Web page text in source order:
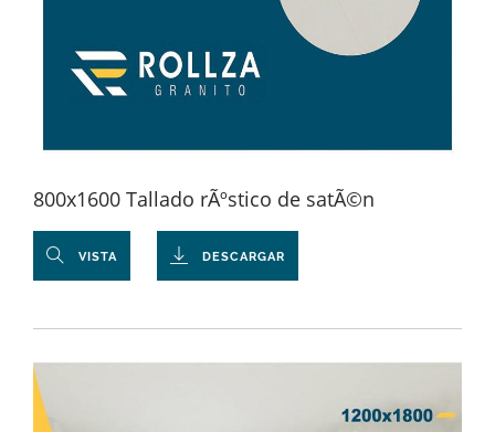
800x1600 Tallado rÃºstico de satÃ©n
VISTA DESCARGAR